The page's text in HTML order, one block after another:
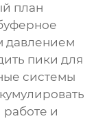
план
давлением
пики для
системы
и